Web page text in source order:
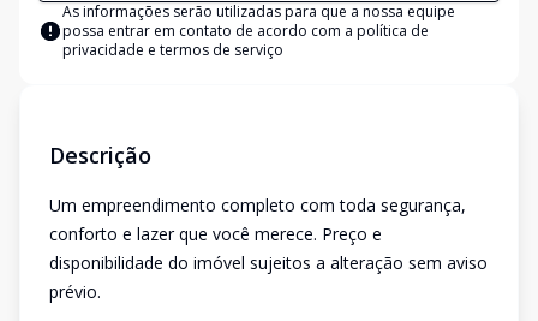
As informações serão utilizadas para que a nossa equipe
possa entrar em contato de acordo com a política de
privacidade e termos de serviço
Descrição
Um empreendimento completo com toda segurança,
conforto e lazer que você merece. Preço e
disponibilidade do imóvel sujeitos a alteração sem aviso
prévio.